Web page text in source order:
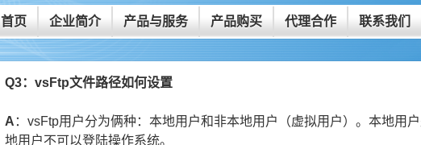
首页 企业简介 产品与服务 产品购买 代理合作 联系我们
Q3：vsFtp文件路径如何设置
A ：vsFtp用户分为俩种：本地用户和非本地用户（虚拟用户）。本地用
地用户不可以登陆操作系统。